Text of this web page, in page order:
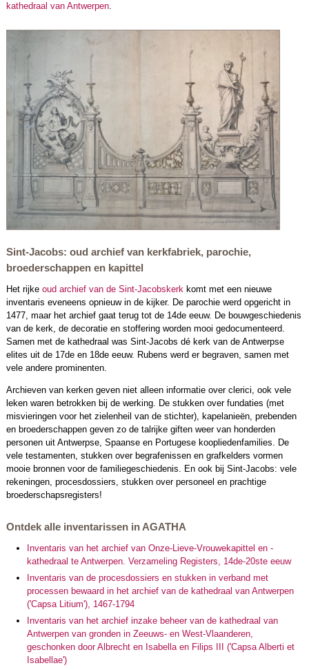
kathedraal van Antwerpen.
Sint-Jacobs: oud archief van kerkfabriek, parochie,
broederschappen en kapittel
Het rijke oud archief van de Sint-Jacobskerkkomt met een nieuwe
inventaris eveneens opnieuw in de kijker. De parochie werd opgericht in
1477, maar het archief gaat terug tot de 14de eeuw. De bouwgeschiedenis
van de kerk, de decoratie en stoffering worden mooi gedocumenteerd.
Samen met de kathedraal was Sint-Jacobs dé kerk van de Antwerpse
elites uit de 17de en 18de eeuw. Rubens werd er begraven, samen met
vele andere prominenten.
Archieven van kerken geven niet alleen informatie over clerici, ook vele
leken waren betrokken bij de werking. De stukken over fundaties (met
misvieringen voor het zielenheil van de stichter), kapelanieën, prebenden
en broederschappen geven zo de talrijke giften weer van honderden
personen uit Antwerpse, Spaanse en Portugese koopliedenfamilies. De
vele testamenten, stukken over begrafenissen en grafkelders vormen
mooie bronnen voor de familiegeschiedenis. En ook bij Sint-Jacobs: vele
rekeningen, procesdossiers, stukken over personeel en prachtige
broederschapsregisters!
Ontdek alle inventarissen in AGATHA
Inventaris van het archief van Onze-Lieve-Vrouwekapittel en -
kathedraal te Antwerpen. Verzameling Registers, 14de-20ste eeuw
Inventaris van de procesdossiers en stukken in verband met
processen bewaard in het archief van de kathedraal van Antwerpen
('Capsa Litium'), 1467-1794
Inventaris van het archief inzake beheer van de kathedraal van
Antwerpen van gronden in Zeeuws- en West-Vlaanderen,
geschonken door Albrecht en Isabella en Filips III ('Capsa Alberti et
Isabellae')